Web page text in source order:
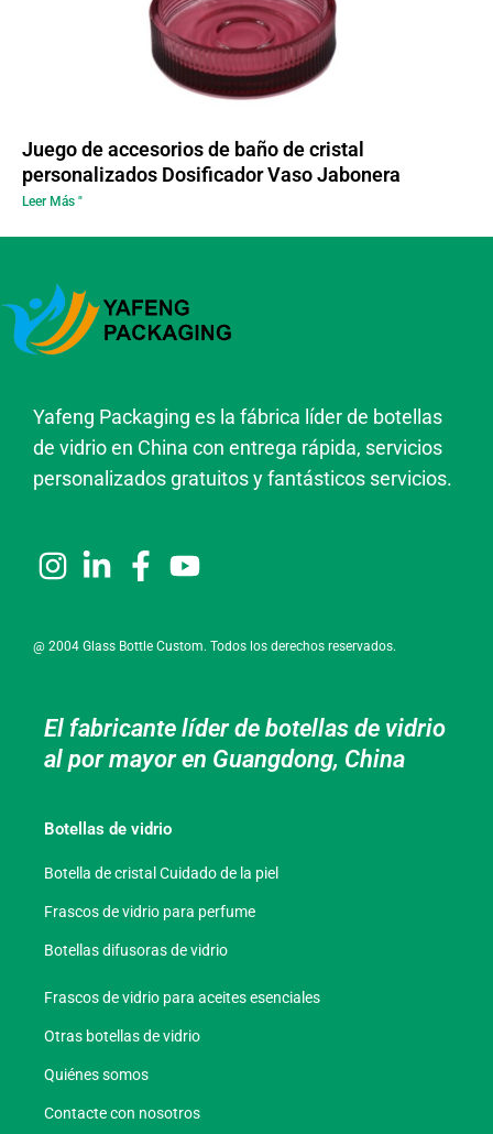
Juego de accesorios de baño de cristal
personalizados Dosificador Vaso Jabonera
Leer Más "
Yafeng Packaging es la fábrica líder de botellas
de vidrio en China con entrega rápida, servicios
personalizados gratuitos y fantásticos servicios.
@ 2004 Glass Bottle Custom. Todos los derechos reservados.
El fabricante líder de botellas de vidrio
al por mayor en Guangdong, China
Botellas de vidrio
Botella de cristal Cuidado de la piel
Frascos de vidrio para perfume
Botellas difusoras de vidrio
Frascos de vidrio para aceites esenciales
Otras botellas de vidrio
Quiénes somos
Contacte con nosotros